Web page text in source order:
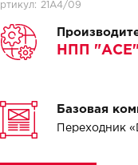
21A4/09
НПП "АСЕ"
Базовая
Переходник